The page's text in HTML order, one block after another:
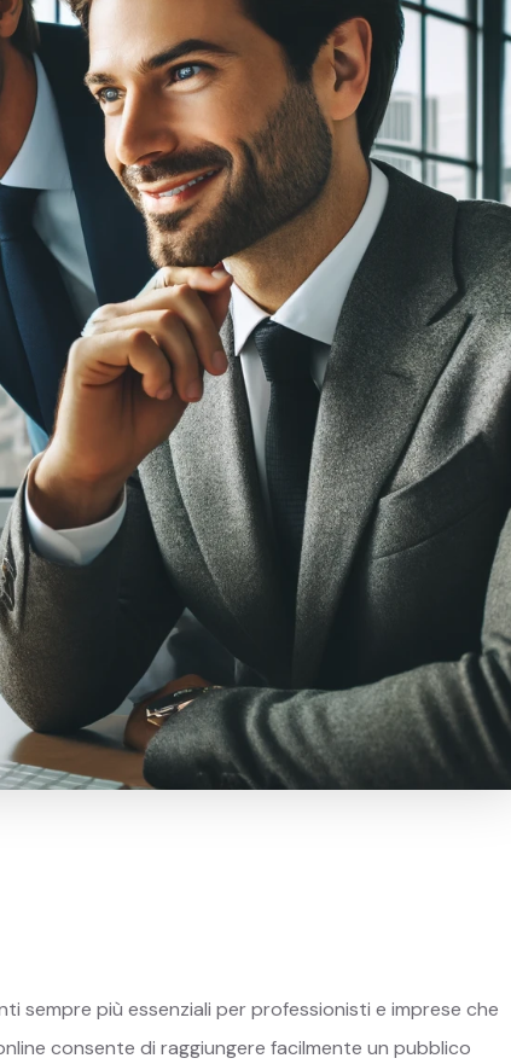
sempre più essenziali per professionisti e imprese che
consente di raggiungere facilmente un pubblico